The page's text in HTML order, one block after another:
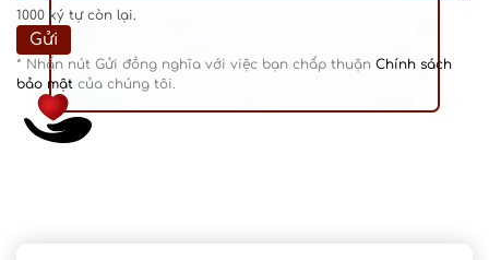
1000 ký tự còn lại.
* Nhấn nút Gửi đồng nghĩa với việc bạn chấp thuận Chính sách
bảo mật của chúng tôi.